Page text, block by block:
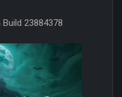
23884378